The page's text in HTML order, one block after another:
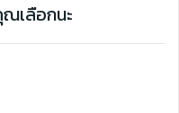
ณเลือกนะ